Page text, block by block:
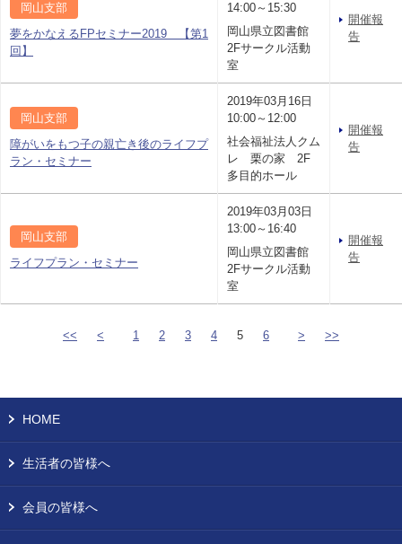
岡山支部
夢をかなえるFPセミナー2019 【第1
回】
14:00～15:30
岡山県立図書館
2Fサークル活動
室
開催報
告
岡山支部
障がいをもつ子の親亡き後のライフプ
ラン・セミナー
2019年03月16日
10:00～12:00
社会福祉法人クム
レ 栗の家 2F
多目的ホール
開催報
告
岡山支部
ライフプラン・セミナー
2019年03月03日
13:00～16:40
岡山県立図書館
2Fサークル活動
室
開催報
告
<< < 1 2 3 4 5 6 > >>
HOME
生活者の皆様へ
会員の皆様へ